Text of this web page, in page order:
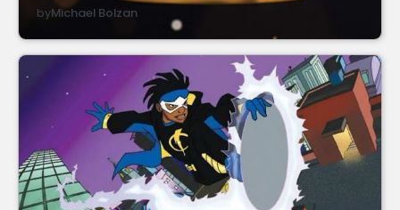
byMichael Bolzan